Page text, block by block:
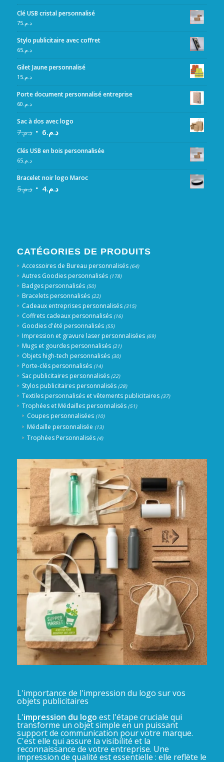
Clé USB cristal personnalisé
د.م.75
Stylo publicitaire avec coffret
د.م.65
Gilet Jaune personnalisé
د.م.15
Porte document personnalisé entreprise
د.م. 60
Sac à dos avec logo
د.م.7 د.م.6
Clés USB en bois personnalisée
د.م.65
Bracelet noir logo Maroc
د.م.5 د.م.4
CATÉGORIES DE PRODUITS
Accessoires de Bureau personnalisés (64)
Autres Goodies personnalisés (178)
Badges personnalisés (50)
Bracelets personnalisés (22)
Cadeaux entreprises personnalisés (315)
Coffrets cadeaux personnalisés (16)
Goodies d'été personnalisés (55)
Impression et gravure laser personnalisées (69)
Mugs et gourdes personnalisés (21)
Objets high-tech personnalisés (30)
Porte-clés personnalisés (14)
Sac publicitaires personnalisés (22)
Stylos publicitaires personnalisés (28)
Textiles personnalisés et vêtements publicitaires (37)
Trophées et Médailles personnalisés (51)
Coupes personnalisées (10)
Médaille personnalisée (13)
Trophées Personnalisés (4)
L'importance de l'impression du logo sur vos
objets publicitaires
L'impression du logo est l'étape cruciale qui
transforme un objet simple en un puissant
support de communication pour votre marque.
C'est elle qui assure la visibilité et la
reconnaissance de votre entreprise. Une
impression de qualité est essentielle : elle reflète le